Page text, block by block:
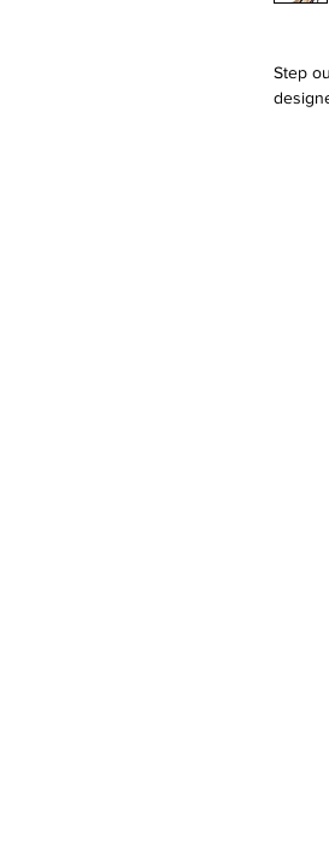
Step